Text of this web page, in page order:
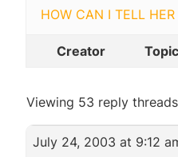
HOW CAN I TELL
Creator Topic
Viewing 53 reply threads
July 24, 2003 at 9:12